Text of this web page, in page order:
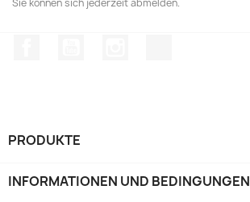
Sie können sich jederzeit abmelden.
PRODUKTE
INFORMATIONEN UND BEDINGUNGEN